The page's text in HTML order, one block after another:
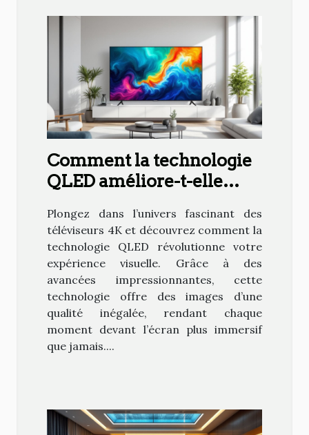
Comment la technologie
QLED améliore-t-elle
téléviseurs 4K ?
Plongez dans l’univers fascinant des
téléviseurs 4K et découvrez comment la
technologie QLED révolutionne votre
expérience visuelle. Grâce à des
avancées impressionnantes, cette
technologie offre des images d’une
qualité inégalée, rendant chaque
moment devant l’écran plus immersif
que jamais....